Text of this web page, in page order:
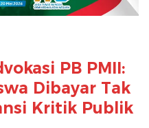
PB PMII:
Dibayar Tak
Kritik Publik